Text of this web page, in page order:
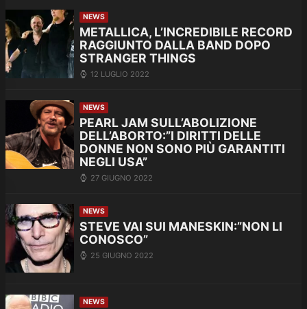
NEWS
METALLICA, L’INCREDIBILE RECORD
RAGGIUNTO DALLA BAND DOPO
STRANGER THINGS
12 LUGLIO 2022
NEWS
PEARL JAM SULL’ABOLIZIONE
DELL’ABORTO:”I DIRITTI DELLE
DONNE NON SONO PIÙ GARANTITI
NEGLI USA”
27 GIUGNO 2022
NEWS
STEVE VAI SUI MANESKIN:”NON LI
CONOSCO”
25 GIUGNO 2022
NEWS